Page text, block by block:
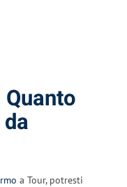
a Tour, potresti